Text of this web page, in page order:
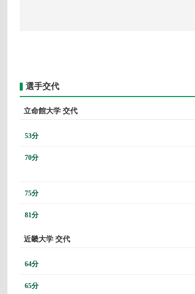
選手交代
立命館大学 交代
53分
70分
75分
81分
近畿大学 交代
64分
65分